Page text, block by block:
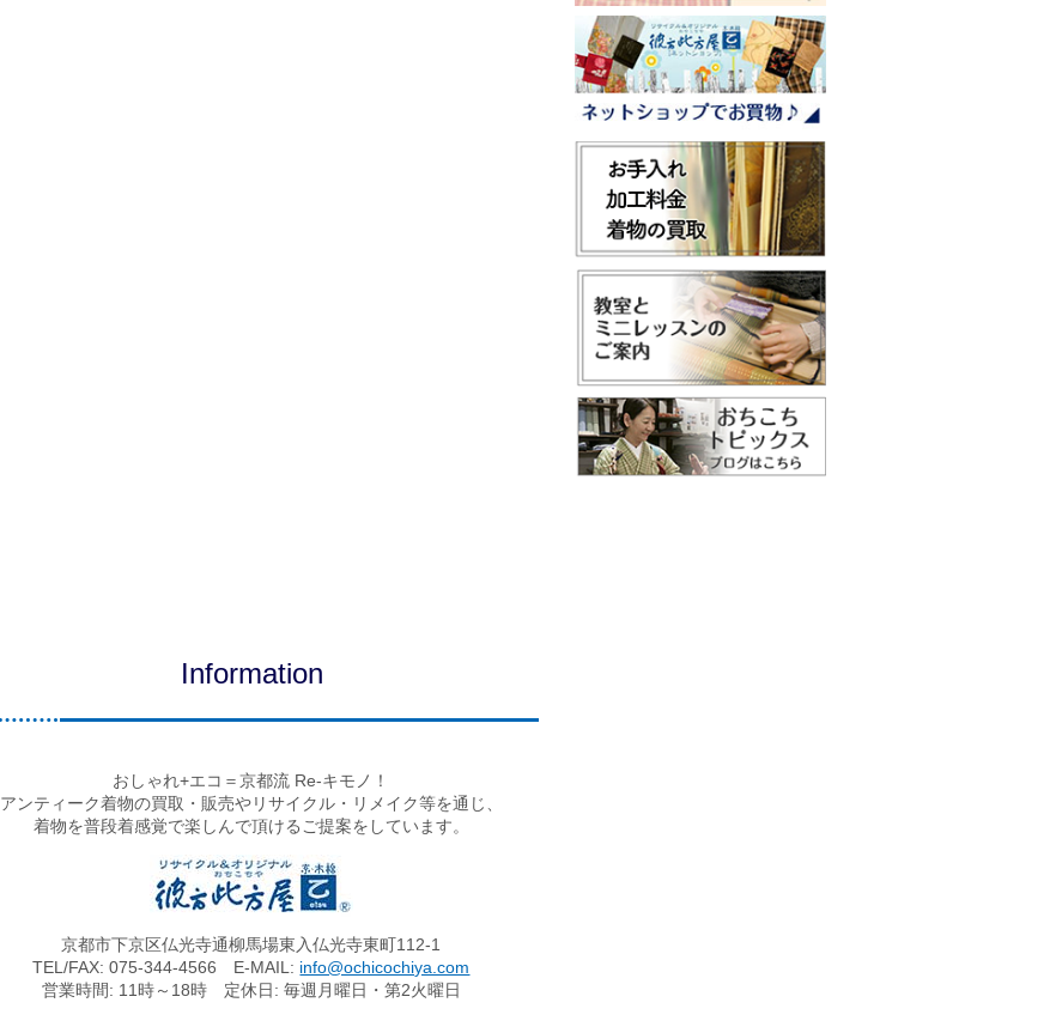
Information
おしゃれ+エコ＝京都流 Re-キモノ！
アンティーク着物の買取・販売やリサイクル・リメイク等を通じ、
着物を普段着感覚で楽しんで頂けるご提案をしています。
京都市下京区仏光寺通柳馬場東入仏光寺東町112-1
TEL/FAX: 075-344-4566 E-MAIL: info@ochicochiya.com
営業時間: 11時～18時 定休日: 毎週月曜日・第2火曜日